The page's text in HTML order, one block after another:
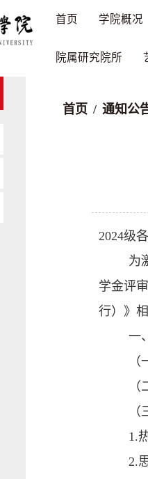
首页 学院概况
院属研究院所
首页 / 通知公
2024级
为
学金评
行）》
一
1.
2.